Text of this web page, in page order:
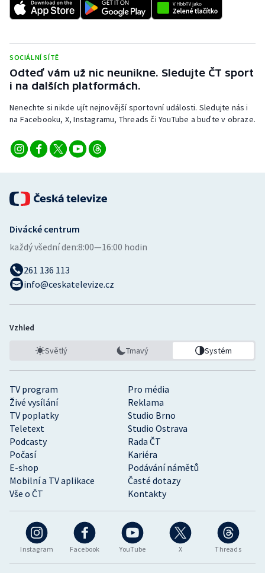
SOCIÁLNÍ SÍTĚ
Odteď vám už nic neunikne. Sledujte ČT sport
i na dalších platformách.
Nenechte si nikde ujít nejnovější sportovní události. Sledujte nás i
na Facebooku, X, Instagramu, Threads či YouTube a buďte v obraze.
Instagram Facebook YouTube X Threads
TV program
Pro média
Živé vysílání
Reklama
TV poplatky
Studio Brno
Teletext
Studio Ostrava
Podcasty
Rada ČT
Počasí
Kariéra
E-shop
Podávání námětů
Mobilní a TV aplikace
Časté dotazy
Vše o ČT
Kontakty
Divácké centrum
každý všední den:8:00—16:00 hodin
261 136 113
info@ceskatelevize.cz
Vzhled
Světlý Tmavý Systém